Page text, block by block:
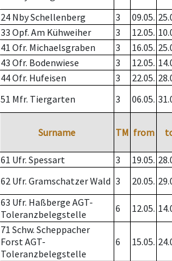
24 Nby Schellenberg 3 09.05.
33 Opf. Am Kühweiher 3 12.05.
41 Ofr. Michaelsgraben 3 16.05.
43 Ofr. Bodenwiese 3 12.05.
44 Ofr. Hufeisen 3 22.05.
51 Mfr. Tiergarten 3 06.05.
Surname TM from
61 Ufr. Spessart 3 19.05.
62 Ufr. Gramschatzer Wald 3 20.05.
63 Ufr. Haßberge AGT-
Toleranzbelegstelle
6 12.05.
71 Schw. Scheppacher
Forst AGT-
Toleranzbelegstelle
6 15.05.